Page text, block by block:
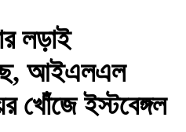
লড়াই
আইএলএল
খোঁজে ইস্টবেঙ্গল